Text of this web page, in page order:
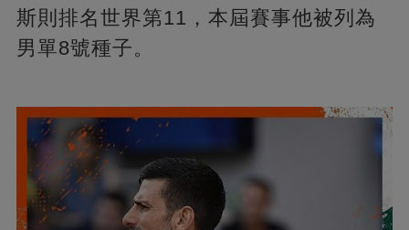
斯則排名世界第11，本屆賽事他被列為
男單8號種子。